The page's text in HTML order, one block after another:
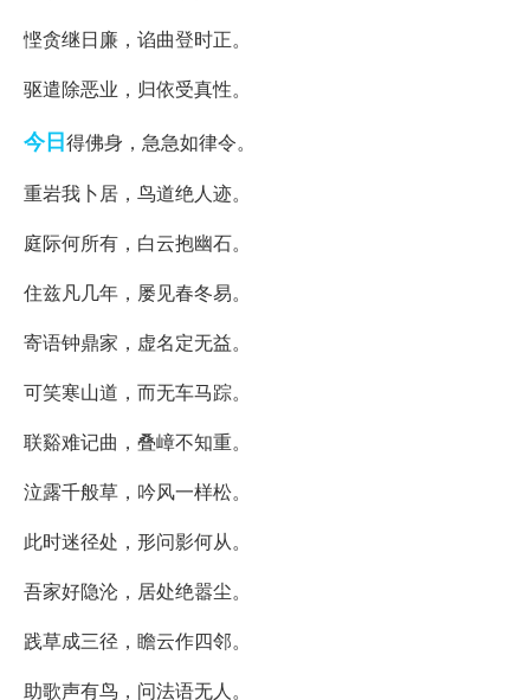
悭贪继日廉，谄曲登时正。
驱遣除恶业，归依受真性。
今日得佛身，急急如律令。
重岩我卜居，鸟道绝人迹。
庭际何所有，白云抱幽石。
住兹凡几年，屡见春冬易。
寄语钟鼎家，虚名定无益。
可笑寒山道，而无车马踪。
联谿难记曲，叠嶂不知重。
泣露千般草，吟风一样松。
此时迷径处，形问影何从。
吾家好隐沦，居处绝嚣尘。
践草成三径，瞻云作四邻。
助歌声有鸟，问法语无人。